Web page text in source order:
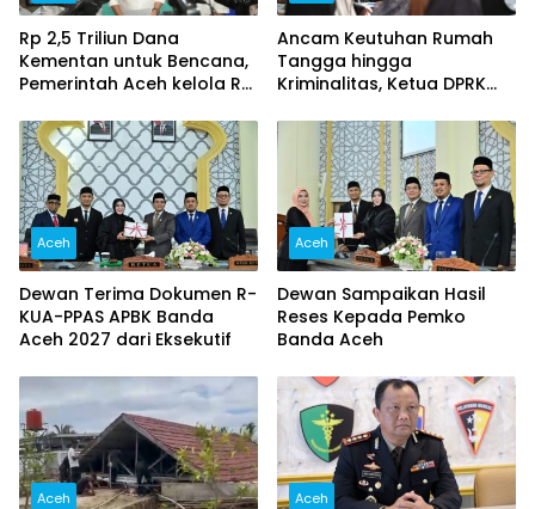
Rp 2,5 Triliun Dana
Kementan untuk Bencana,
Pemerintah Aceh kelola Rp
Ancam Keutuhan Rumah
Tangga hingga
Kriminalitas, Ketua DPRK
Pemberantasan Narkoba,
Serta Penguatan Peran
Gampong
Aceh
Dewan Terima Dokumen R-
KUA-PPAS APBK Banda
Aceh 2027 dari Eksekutif
Aceh
Dewan Sampaikan Hasil
Reses Kepada Pemko
Banda Aceh
Aceh Aceh